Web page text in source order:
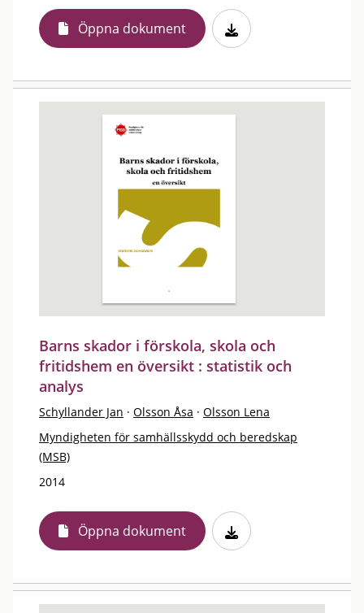
Öppna dokument
Barns skador i förskola, skola och
fritidshem en översikt : statistik och
analys
Schyllander Jan · Olsson Åsa · Olsson Lena
Myndigheten för samhällsskydd och beredskap
(MSB)
2014
Öppna dokument